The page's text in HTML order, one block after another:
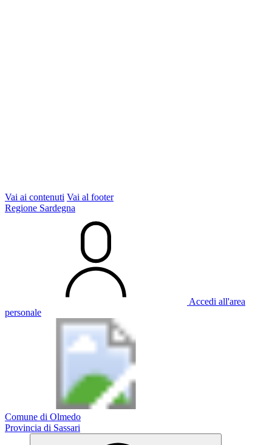
Vai ai contenuti Vai al footer
Regione Sardegna
Accedi all'area
personale
Comune di Olmedo
Provincia di Sassari